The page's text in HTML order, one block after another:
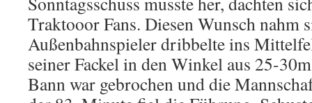
Traktooor Fans. Diesen Wunsch nahm
Außenbahnspieler dribbelte ins
seiner Fackel in den Winkel aus 25-
Bann war gebrochen und die